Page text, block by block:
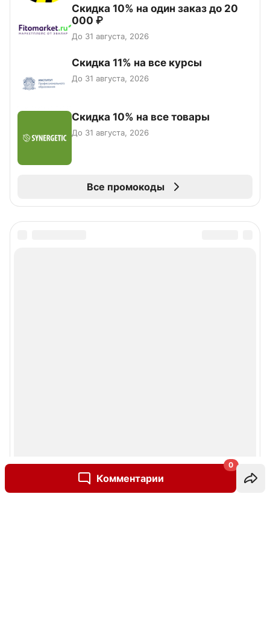
Комментарии
0
Скидка 10% на один заказ до 20
000 ₽
До 31 августа, 2026
Скидка 11% на все курсы
До 31 августа, 2026
Скидка 10% на все товары
До 31 августа, 2026
Все промокоды